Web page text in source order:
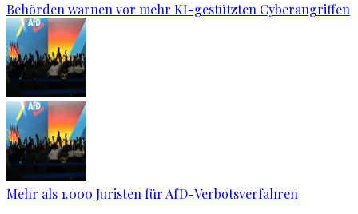
Behörden warnen vor mehr KI-gestützten Cyberangriffen
Mehr als 1.000 Juristen für AfD-Verbotsverfahren